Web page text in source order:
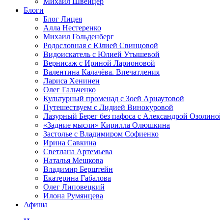
Блоги
Блог Лицея
Алла Нестеренко
Михаил Гольденберг
Родословная с Юлией Свинцовой
Видоискатель с Юлией Утышевой
Вернисаж с Ириной Ларионовой
Валентина Калачёва. Впечатления
Лариса Хенинен
Олег Гальченко
Культурный променад с Зоей Арнаутовой
Путешествуем с Лидией Винокуровой
Лазурный Берег без пафоса с Александрой
«Задние мысли» Кирилла Олюшкина
Застолье с Владимиром Софиенко
Ирина Савкина
Светлана Артемьева
Наталья Мешкова
Владимир Берштейн
Екатерина Габалова
Олег Липовецкий
Илона Румянцева
Афиша